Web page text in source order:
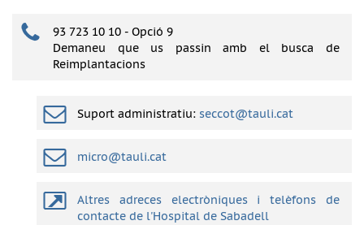
93 723 10 10 - Opció 9
Demaneu que us passin amb el busca de
Reimplantacions
Suport administratiu: seccot@tauli.cat
micro@tauli.cat
Altres adreces electròniques i telèfons de
contacte de l'Hospital de Sabadell